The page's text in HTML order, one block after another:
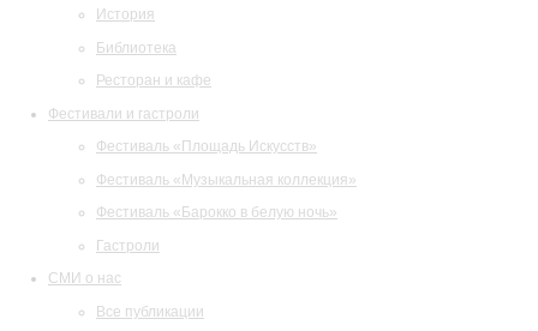
История
Библиотека
Ресторан и кафе
Фестивали и гастроли
Фестиваль «Площадь Искусств»
Фестиваль «Музыкальная коллекция»
Фестиваль «Барокко в белую ночь»
Гастроли
СМИ о нас
Все публикации